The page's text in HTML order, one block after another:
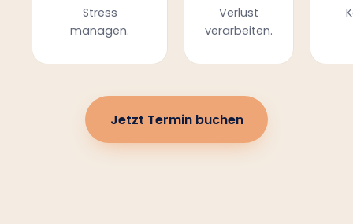
Stress
managen.
Verlust
verarbeiten.
Jetzt Termin buchen